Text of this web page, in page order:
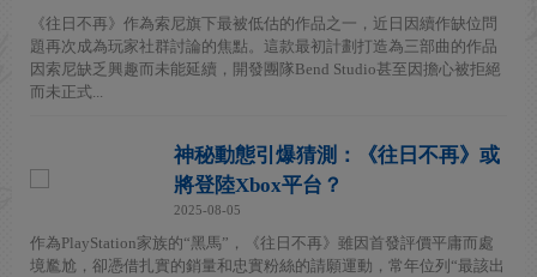
《往日不再》作為索尼旗下最被低估的作品之一，近日因續作缺位問
題再次成為玩家社群討論的焦點。這款最初計劃打造為三部曲的作品
因索尼缺乏興趣而未能延續，開發團隊Bend Studio甚至因擔心被拒絕
而未正式...
神秘動態引爆猜測：《往日不再》或
將登陸Xbox平台？
2025-08-05
作為PlayStation家族的“黑馬”，《往日不再》雖因首發評價平庸而處
境尷尬，卻憑借扎實的銷量和忠實粉絲的請願運動，常年位列“最該出